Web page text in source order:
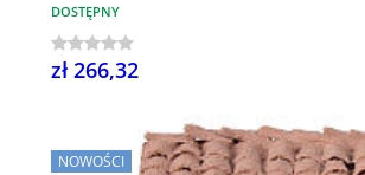
DOSTĘPNY
zł 266,32
NOWOŚCI